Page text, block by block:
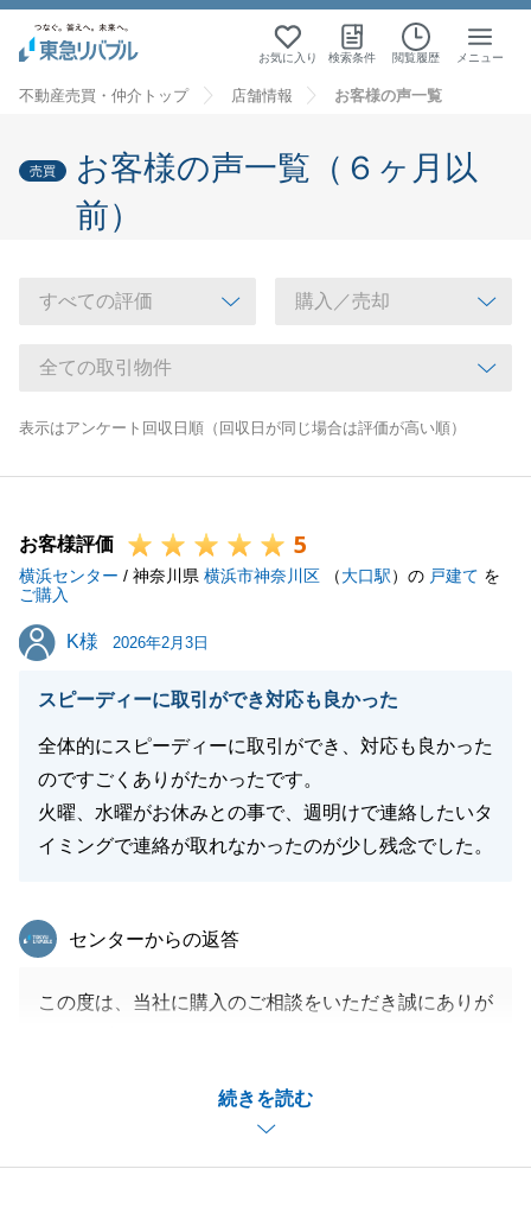
お気に入り 検索条件 閲覧履歴 メニュー
不動産売買・仲介トップ 店舗情報 お客様の声一覧
売買
お客様の声一覧（６ヶ月以
前）
表示はアンケート回収日順（回収日が同じ場合は評価が高い順）
お客様評価 5
横浜センター / 神奈川県 横浜市神奈川区 （大口駅）の 戸建て を
ご購入
K様
K様 2026年2月3日
スピーディーに取引ができ対応も良かった
全体的にスピーディーに取引ができ、対応も良かった
のですごくありがたかったです。
火曜、水曜がお休みとの事で、週明けで連絡したいタ
イミングで連絡が取れなかったのが少し残念でした。
続きを読む
東急リバブル
センターからの返答
この度は、当社に購入のご相談をいただき誠にありが
じますが、書類のご準備等、迅速にご対応いただけた
ことで、無事にお取引を完了することができました。
重ねてお礼申し上げます。